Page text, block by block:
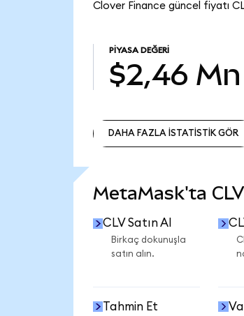
Clover Finance güncel fiyatı
PIYASA DEĞERI
$2,46 Mn
DAHA FAZLA İSTATİSTİK GÖR
MetaMask'ta
CLV Satın Al
Birkaç dokunuşla
satın alın.
Tahmin Et